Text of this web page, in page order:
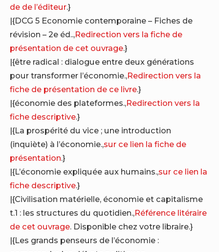
de de l’éditeur.}
|{DCG 5 Economie contemporaine – Fiches de
révision – 2e éd..,Redirection vers la fiche de
présentation de cet ouvrage.}
|{être radical : dialogue entre deux générations
pour transformer l’économie.,Redirection vers la
fiche de présentation de ce livre.}
|{économie des plateformes.,Redirection vers la
fiche descriptive.}
|{La prospérité du vice ; une introduction
(inquiète) à l’économie.,sur ce lien la fiche de
présentation.}
|{L’économie expliquée aux humains.,sur ce lien la
fiche descriptive.}
|{Civilisation matérielle, économie et capitalisme
t.1 : les structures du quotidien.,Référence litéraire
de cet ouvrage. Disponible chez votre libraire.}
|{Les grands penseurs de l’économie :